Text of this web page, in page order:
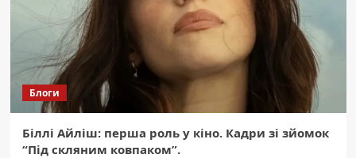
Блоги
Біллі Айліш: перша роль у кіно. Кадри зі зйомок
“Під скляним ковпаком”.